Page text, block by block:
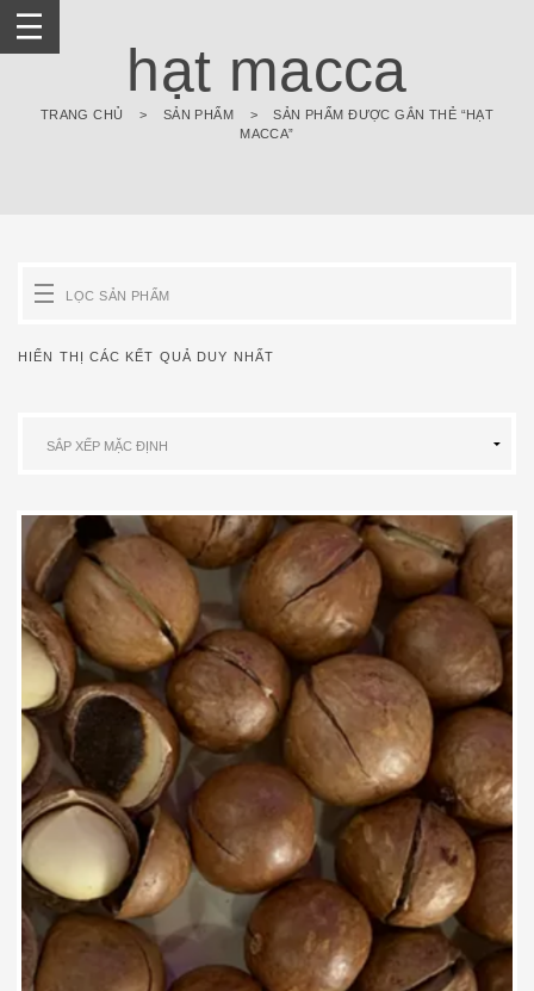
Skip
hạt macca
TRANG CHỦ > SẢN PHẨM >
SẢN PHẨM ĐƯỢC GẮN THẺ “HẠT
MACCA”
LỌC SẢN PHẨM
HIỂN THỊ CÁC KẾT QUẢ DUY NHẤT